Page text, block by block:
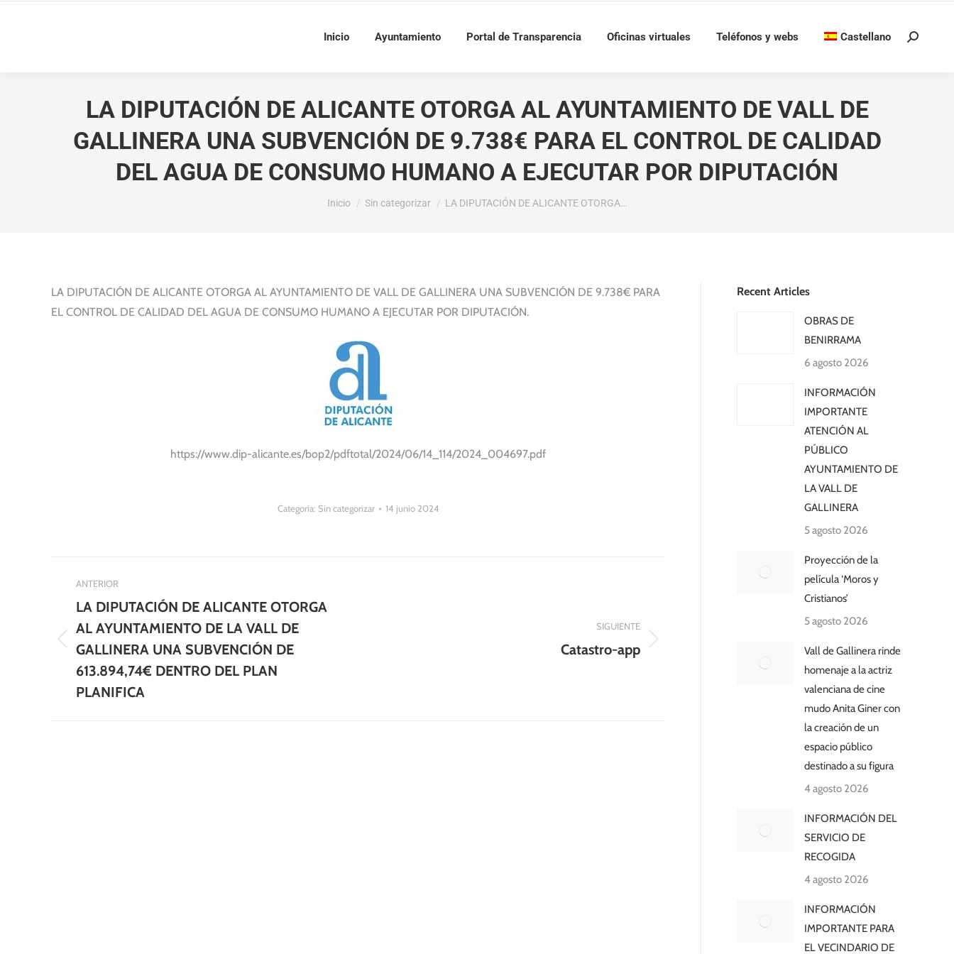
Inicio Ayuntamiento Portal de Transparencia Oficinas virtuales Teléfonos y webs Castellano Buscar:
LA DIPUTACIÓN DE ALICANTE OTORGA AL AYUNTAMIENTO DE VALL DE
GALLINERA UNA SUBVENCIÓN DE 9.738€ PARA EL CONTROL DE CALIDAD
DEL AGUA DE CONSUMO HUMANO A EJECUTAR POR DIPUTACIÓN
Estás aquí:
Inicio Sin categorizar LA DIPUTACIÓN DE ALICANTE OTORGA…
LA DIPUTACIÓN DE ALICANTE OTORGA AL AYUNTAMIENTO DE VALL DE GALLINERA UNA SUBVENCIÓN DE 9.738€ PARA
EL CONTROL DE CALIDAD DEL AGUA DE CONSUMO HUMANO A EJECUTAR POR DIPUTACIÓN.
https://www.dip-alicante.es/bop2/pdftotal/2024/06/14_114/2024_004697.pdf
Categoría: Sin categorizar 14 junio 2024
entre
publicaciones
ANTERIOR
Publicación
anterior:
LA DIPUTACIÓN DE ALICANTE OTORGA
AL AYUNTAMIENTO DE LA VALL DE
GALLINERA UNA SUBVENCIÓN DE
613.894,74€ DENTRO DEL PLAN
PLANIFICA
SIGUIENTE
Catastro-app
Recent Articles
OBRAS DE
BENIRRAMA
6 agosto 2026
INFORMACIÓN
IMPORTANTE
ATENCIÓN AL
PÚBLICO
AYUNTAMIENTO DE
LA VALL DE
GALLINERA
5 agosto 2026
Proyección de la
película ‘Moros y
Cristianos’
5 agosto 2026
Vall de Gallinera rinde
homenaje a la actriz
valenciana de cine
mudo Anita Giner con
la creación de un
espacio público
destinado a su figura
4 agosto 2026
INFORMACIÓN DEL
SERVICIO DE
RECOGIDA
4 agosto 2026
INFORMACIÓN
IMPORTANTE PARA
EL VECINDARIO DE